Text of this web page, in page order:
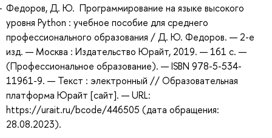
Федоров, Д. Ю. Программирование на языке высокого
уровня Python : учебное пособие для среднего
профессионального образования / Д. Ю. Федоров. — 2-е
изд. — Москва : Издательство Юрайт, 2019. — 161 с. —
(Профессиональное образование). — ISBN 978-5-534-
11961-9. — Текст : электронный // Образовательная
платформа Юрайт [сайт]. — URL:
https://urait.ru/bcode/446505 (дата обращения:
28.08.2023).